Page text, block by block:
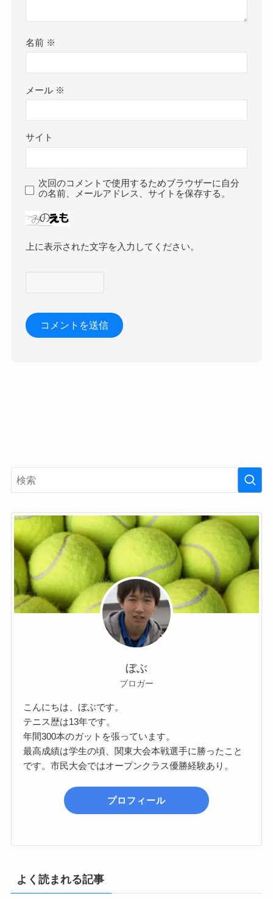
名前 ※
メール ※
サイト
次回のコメントで使用するためブラウザーに自分
の名前、メールアドレス、サイトを保存する。
上に表示された文字を入力してください。
ぼぶ
ブロガー
こんにちは、ぼぶです。
テニス歴は13年です。
年間300本のガットを張っています。
最高成績は学生の頃、関東大会本戦選手に勝ったこと
です。市民大会ではオープンクラス優勝経験あり。
プロフィール
よく読まれる記事